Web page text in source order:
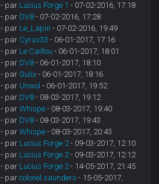
- par Lucius Forge 1 - 07-02-2016, 17:18
- par DV8 - 07-02-2016, 17:28
- par Le_Lapin - 07-02-2016, 19:49
- par Cyrus33 - 06-01-2017, 17:16
- par Le Caillou - 06-01-2017, 18:01
- par DV8 - 06-01-2017, 18:10
- par Gulix - 06-01-2017, 18:16
- par Unwol - 06-01-2017, 19:52
- par DV8 - 08-03-2017, 19:12
- parWhispe - 08-03-2017, 19:40
- par DV8 - 08-03-2017, 19:43
- parWhispe - 08-03-2017, 20:43
- par Lucius Forge 2- 09-03-2017, 12:10
- par Lucius Forge 2- 09-03-2017, 12:12
- par Lucius Forge 2- 14-05-2017, 21:45
- parcolonel saunders - 15-05-2017,